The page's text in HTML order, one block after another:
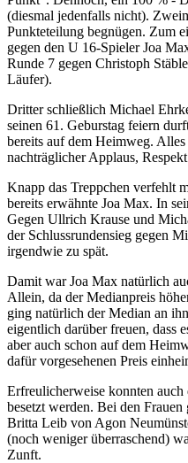
(diesmal jedenfalls nicht).
Punkteteilung begnügen. Zum
gegen den U 16-Spieler Joa
Runde 7 gegen Christoph
Läufer).
Dritter schließlich Michael
seinen 61. Geburstag feiern
bereits auf dem Heimweg.
nachträglicher Applaus,
Knapp das Treppchen verfehlt
bereits erwähnte Joa Max. In
Gegen Ullrich Krause und
der Schlussrundensieg gegen
irgendwie zu spät.
Damit war Joa Max natürlich
Allein, da der Medianpreis
ging natürlich der Median an
eigentlich darüber freuen, dass
aber auch schon auf dem
dafür vorgesehenen Preis
Erfreulicherweise konnten auch
besetzt werden. Bei den
Britta Leib von Agon
(noch weniger überraschend)
Zunft.